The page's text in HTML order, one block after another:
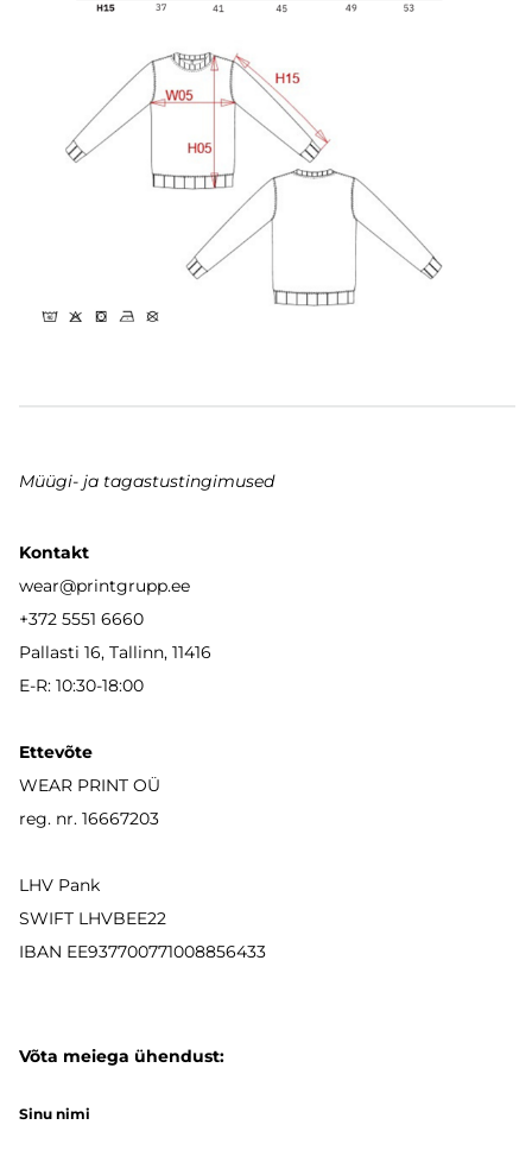
Müügi- ja tagastustingimused
Kontakt
wear@printgrupp.ee
+372 5551 6660
Pallasti 16, Tallinn, 11416
E-R: 10:30-18:00
Ettevõte
WEAR PRINT OÜ
reg. nr. 16667203
LHV Pank
SWIFT LHVBEE22
IBAN EE937700771008856433
Võta meiega ühendust:
Sinu nimi